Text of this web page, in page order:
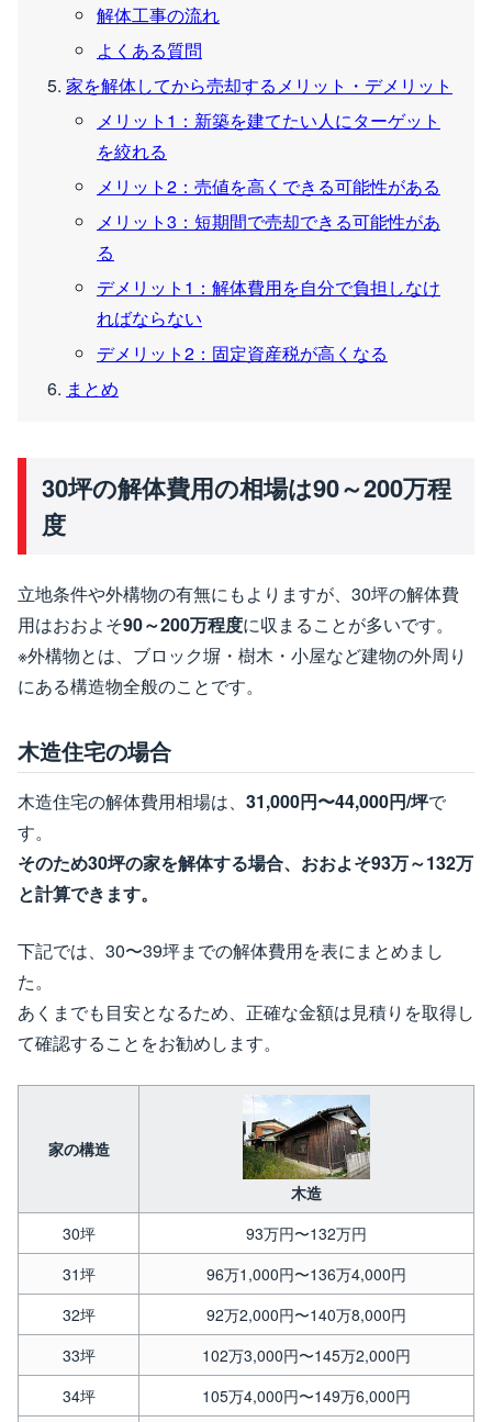
解体工事の流れ
よくある質問
家を解体してから売却するメリット・デメリット
メリット1：新築を建てたい人にターゲット
を絞れる
メリット2：売値を高くできる可能性がある
メリット3：短期間で売却できる可能性があ
る
デメリット1：解体費用を自分で負担しなけ
ればならない
デメリット2：固定資産税が高くなる
まとめ
30坪の解体費用の相場は90～200万程
度
立地条件や外構物の有無にもよりますが、30坪の解体費
用はおおよそ90～200万程度に収まることが多いです。
※外構物とは、ブロック塀・樹木・小屋など建物の外周り
にある構造物全般のことです。
木造住宅の場合
木造住宅の解体費用相場は、 31,000円〜44,000円/坪で
す。
そのため30坪の家を解体する場合、おおよそ93万～132万
と計算できます。
下記では、30〜39坪までの解体費用を表にまとめまし
た。
あくまでも目安となるため、正確な金額は見積りを取得し
て確認することをお勧めします。
家の構造
木造
30坪
93万円〜132万円
31坪
96万1,000円〜136万4,000円
32坪
92万2,000円〜140万8,000円
33坪
102万3,000円〜145万2,000円
34坪
105万4,000円〜149万6,000円